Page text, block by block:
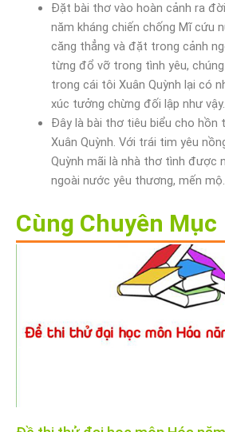
Đặt bài thơ vào hoàn cảnh ra
năm kháng chiến chống Mĩ cứu
căng thẳng và đặt trong cảnh
từng đổ vỡ trong tình yêu,
trong cái tôi Xuân Quỳnh lại có
xúc tưởng chừng đối lập như vậy.
Đây là bài thơ tiêu biểu cho hồn
Xuân Quỳnh. Với trái tim yêu
Quỳnh mãi là nhà thơ tình được
ngoài nước yêu thương, mến mộ.
Cùng Chuyên Mục